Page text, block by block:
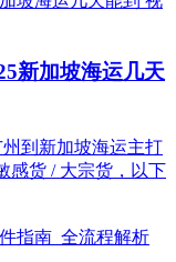
新加坡海运几天
到新加坡海运主打
感货 / 大宗货，以下